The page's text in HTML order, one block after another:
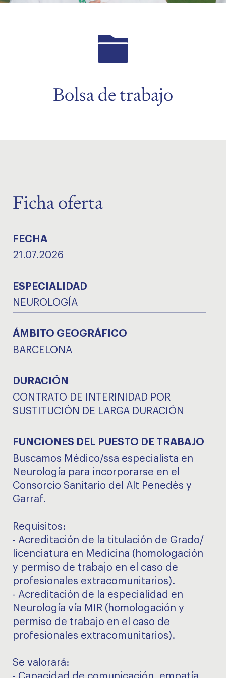
Bolsa de trabajo
Ficha oferta
FECHA
21.07.2026
ESPECIALIDAD
NEUROLOGÍA
ÁMBITO GEOGRÁFICO
BARCELONA
DURACIÓN
CONTRATO DE INTERINIDAD POR
SUSTITUCIÓN DE LARGA DURACIÓN
FUNCIONES DEL PUESTO DE TRABAJO
Buscamos Médico/ssa especialista en
Neurología para incorporarse en el
Consorcio Sanitario del Alt Penedès y
Garraf.
Requisitos:
- Acreditación de la titulación de Grado/
licenciatura en Medicina (homologación
y permiso de trabajo en el caso de
profesionales extracomunitarios).
- Acreditación de la especialidad en
Neurología vía MIR (homologación y
permiso de trabajo en el caso de
profesionales extracomunitarios).
Se valorará: